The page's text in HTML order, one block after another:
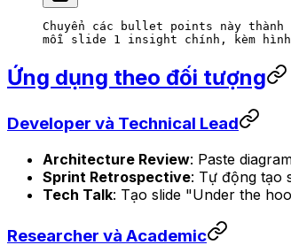
Chuyển các bullet points này
mỗi slide 1 insight chính, kèm
Ứng dụng theo đối tượng
Developer và Technical Lead
Architecture Review: Paste
Sprint Retrospective: Tự động tạo
Tech Talk: Tạo slide "Under the
Researcher và Academic